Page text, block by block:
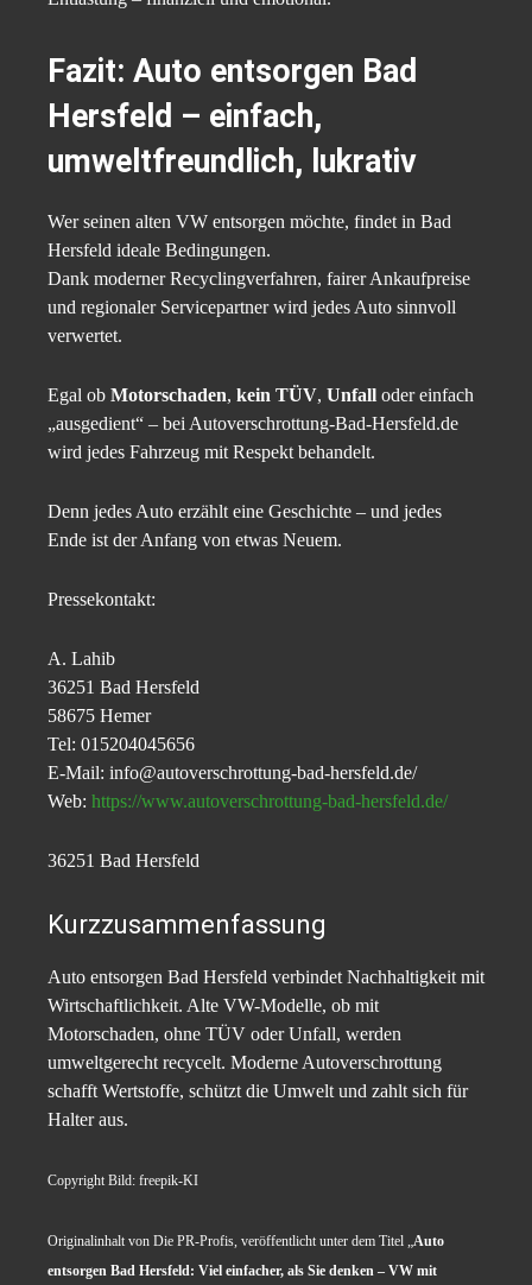
Fazit: Auto entsorgen Bad
Hersfeld – einfach,
umweltfreundlich, lukrativ
Wer seinen alten VW entsorgen möchte, findet in Bad
Hersfeld ideale Bedingungen.
Dank moderner Recyclingverfahren, fairer Ankaufpreise
und regionaler Servicepartner wird jedes Auto sinnvoll
verwertet.
Egal ob Motorschaden, kein TÜV, Unfall oder einfach
„ausgedient“ – bei Autoverschrottung-Bad-Hersfeld.de
wird jedes Fahrzeug mit Respekt behandelt.
Denn jedes Auto erzählt eine Geschichte – und jedes
Ende ist der Anfang von etwas Neuem.
Pressekontakt:
A. Lahib
36251 Bad Hersfeld
58675 Hemer
Tel: 015204045656
E-Mail: info@autoverschrottung-bad-hersfeld.de/
Web: https://www.autoverschrottung-bad-hersfeld.de/
36251 Bad Hersfeld
Kurzzusammenfassung
Auto entsorgen Bad Hersfeld verbindet Nachhaltigkeit mit
Wirtschaftlichkeit. Alte VW-Modelle, ob mit
Motorschaden, ohne TÜV oder Unfall, werden
umweltgerecht recycelt. Moderne Autoverschrottung
schafft Wertstoffe, schützt die Umwelt und zahlt sich für
Halter aus.
Copyright Bild: freepik-KI
Originalinhalt von Die PR-Profis, veröffentlicht unter dem Titel „Auto
entsorgen Bad Hersfeld: Viel einfacher, als Sie denken – VW mit